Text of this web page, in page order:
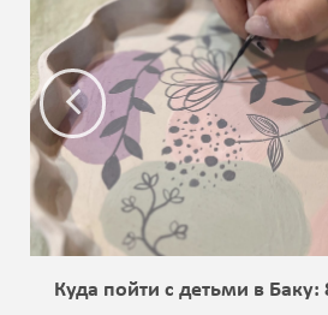
Куда пойти с детьми в Баку: